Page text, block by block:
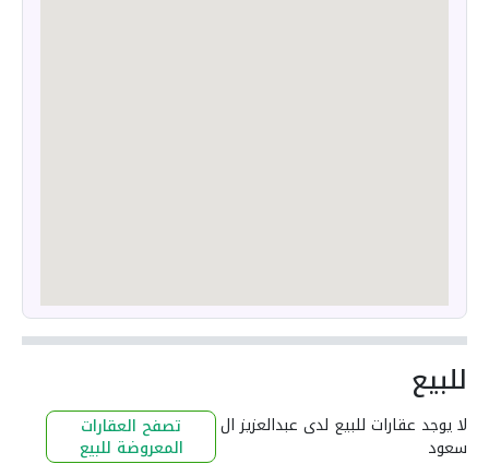
للبيع
لا يوجد عقارات للبيع لدى عبدالعزيز ال
سعود
تصفح العقارات
المعروضة للبيع